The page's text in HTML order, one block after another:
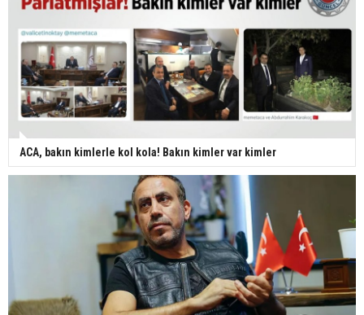
ACA, bakın kimlerle kol kola! Bakın kimler var kimler